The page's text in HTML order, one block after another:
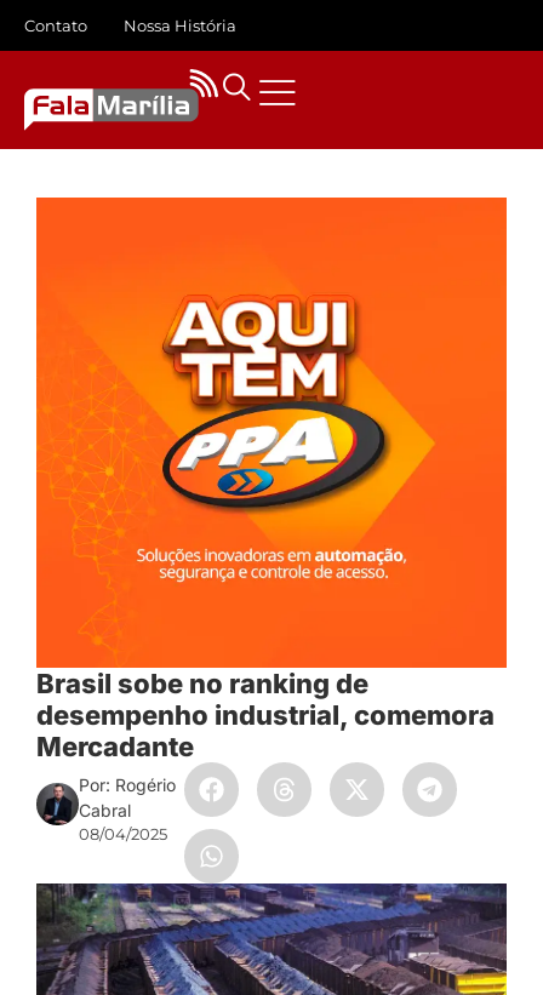
Contato Nossa História
Brasil sobe no ranking de
desempenho industrial, comemora
Mercadante
Por: Rogério
Cabral
08/04/2025